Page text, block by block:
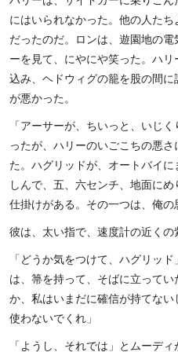
にはいられなかった。他の人た
だったのだ。ロンは、遊園地の
ーを見て、にやにや笑った。ハ
込み、ヘドウィグの籠を股の間
が悪かった。
「アーサーが、ちいっと、いじ
ったが、ハリーのいごこちの悪
た。ハグリッドが、オートバイ
しんで、五、六センチ、地面に
仕掛けがある。その一つは、俺の
彼は、太い指で、速度計の近くの
「どうか気をつけて、ハグリッ
は、箒を持って、そばに立って
か、私はいまだに確信が持てな
使わないでくれ」
「ようし、それでは」とムーデ